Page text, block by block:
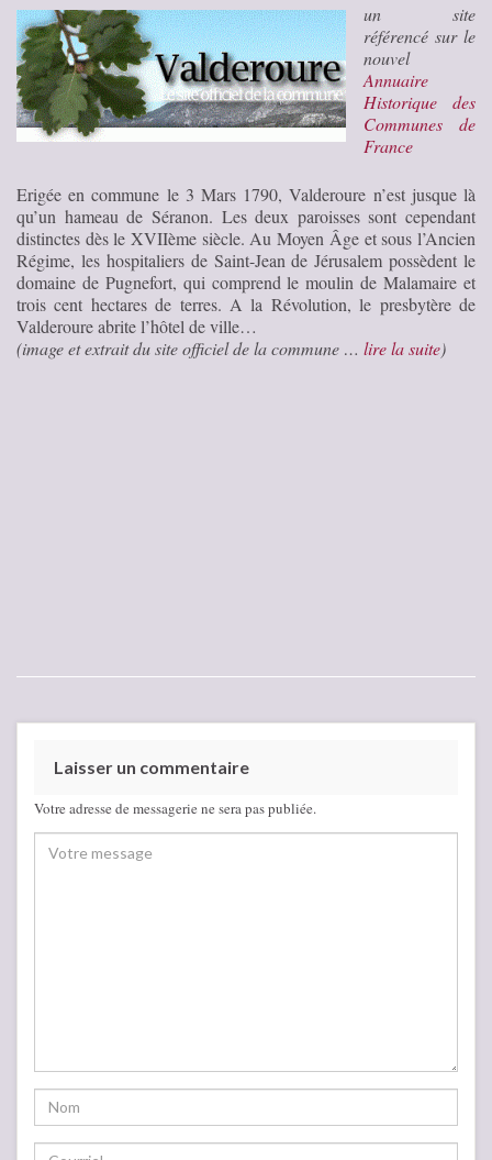
un site
référencé sur le
nouvel
Annuaire
Historique des
Communes de
France
Erigée en commune le 3 Mars 1790, Valderoure n’est jusque là
qu’un hameau de Séranon. Les deux paroisses sont cependant
distinctes dès le XVIIème siècle. Au Moyen Âge et sous l’Ancien
Régime, les hospitaliers de Saint-Jean de Jérusalem possèdent le
domaine de Pugnefort, qui comprend le moulin de Malamaire et
trois cent hectares de terres. A la Révolution, le presbytère de
Valderoure abrite l’hôtel de ville…
(image et extrait du site officiel de la commune … lire la suite)
Laisser un commentaire
Votre adresse de messagerie ne sera pas publiée.